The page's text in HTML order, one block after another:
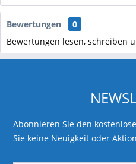
Bewertungen
0
Bewertungen lesen, schreiben
Abonnieren Sie den
Sie keine Neuigkeit oder